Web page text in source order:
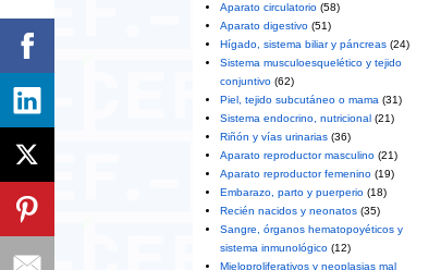
Aparato circulatorio (58)
Aparato digestivo (51)
Hígado, sistema biliar y páncreas (24)
Sistema musculoesquelético y tejido
conjuntivo (62)
Piel, tejido subcutáneo o mama (31)
Sistema endocrino, nutricional (21)
Riñón y vías urinarias (36)
Aparato reproductor masculino (21)
Aparato reproductor femenino (19)
Embarazo, parto y puerperio (18)
Recién nacidos y neonatos (35)
Sangre, órganos hematopoyéticos y
sistema inmunológico (12)
Mieloproliferativos y neoplasias mal